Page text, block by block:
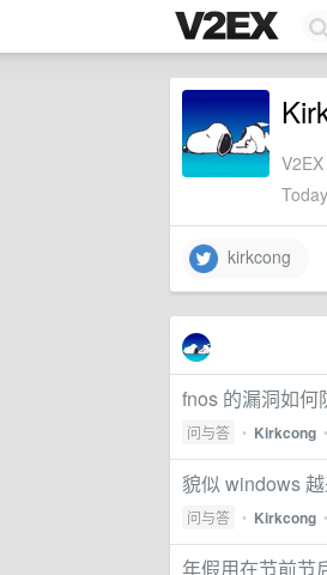
kirkcong
fnos 的漏洞如何
问与答 • Kirkcong •
貌似 windows
问与答 • Kirkcong •
年假用在节前节